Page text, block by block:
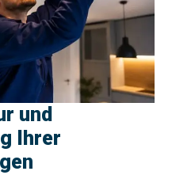
und
Ihrer